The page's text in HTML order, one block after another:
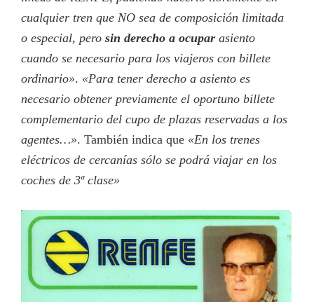
cualquier tren que NO sea de composición limitada
o especial, pero sin derecho a ocupar asiento
cuando se necesario para los viajeros con billete
ordinario». «Para tener derecho a asiento es
necesario obtener previamente el oportuno billete
complementario del cupo de plazas reservadas a los
agentes…». También indica que «En los trenes
eléctricos de cercanías sólo se podrá viajar en los
coches de 3ª clase»